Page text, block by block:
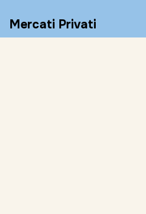
Mercati Privati